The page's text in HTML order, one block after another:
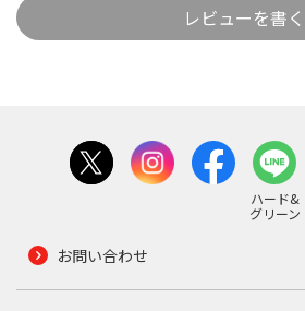
レビューを書く
ハード&
グリーン
お問い合わせ